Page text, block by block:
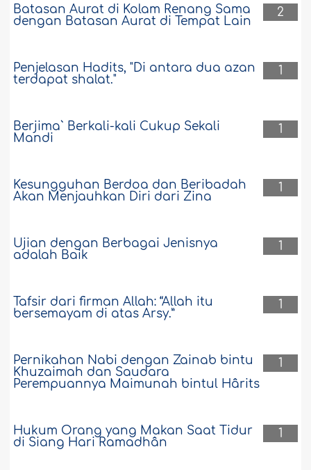
2
Batasan Aurat di Kolam Renang Sama
dengan Batasan Aurat di Tempat Lain
1
Penjelasan Hadits, "Di antara dua azan
terdapat shalat."
1
Berjima` Berkali-kali Cukup Sekali
Mandi
1
Kesungguhan Berdoa dan Beribadah
Akan Menjauhkan Diri dari Zina
1
Ujian dengan Berbagai Jenisnya
adalah Baik
1
Tafsir dari firman Allah: “Allah itu
bersemayam di atas Arsy.”
1
Pernikahan Nabi dengan Zainab bintu
Khuzaimah dan Saudara
Perempuannya Maimunah bintul Hârits
1
Hukum Orang yang Makan Saat Tidur
di Siang Hari Ramadhân